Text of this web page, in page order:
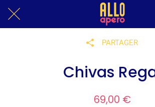
PARTAGER
Chivas
69,00 €